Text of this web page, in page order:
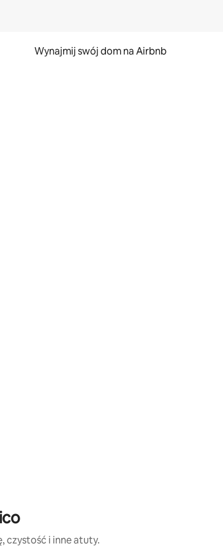
Wynajmij swój dom na Airbnb
dotykowych lub przesuwania.
czystość i inne atuty.